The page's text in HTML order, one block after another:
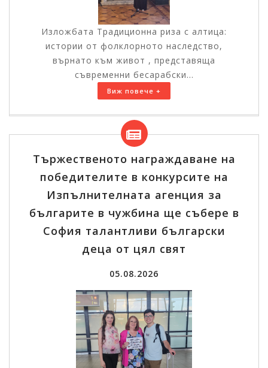
Изложбата Традиционна риза с алтица:
истории от фолклорното наследство,
върнато към живот , представяща
съвременни бесарабски...
Виж повече +
Тържественото награждаване на
победителите в конкурсите на
Изпълнителната агенция за
българите в чужбина ще събере в
София талантливи български
деца от цял свят
05.08.2026